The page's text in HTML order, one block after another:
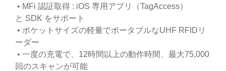
• MFi 認証取得 : iOS 専用アプリ（TagAccess）
と SDK をサポート
• ポケットサイズの軽量でポータブルなUHF RFIDリ
ーダー
• 一度の充電で、12時間以上の動作時間、最大75,000
回のスキャンが可能